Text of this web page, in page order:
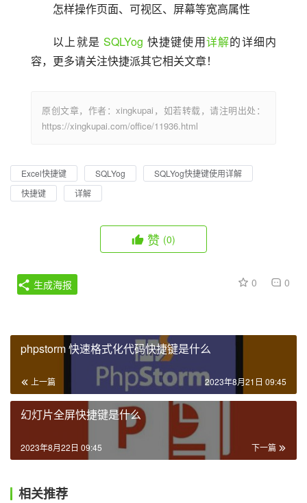
怎样操作页面、可视区、屏幕等宽高属性
以上就是 SQLYog 快捷键使用详解的详细内
容，更多请关注快捷派其它相关文章！
原创文章，作者：xingkupai，如若转载，请注明出处：
https://xingkupai.com/office/11936.html
Excel快捷键 SQLYog
SQLYog快捷键使用详解
快捷键
详解
赞 (0)
0 0
生成海报
phpstorm 快速格式化代码快捷键是什么
上一篇 2023年8月21日 09:45
幻灯片全屏快捷键是什么
下一篇
2023年8月22日 09:45
相关推荐